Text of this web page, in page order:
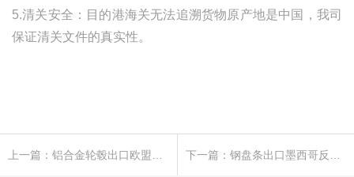
5.清关安全：目的港海关无法追溯货物原产地是中国，我司
保证清关文件的真实性。